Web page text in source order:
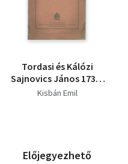
Tordasi és Kálózi
Sajnovics János 1733-
1785
Kisbán Emil
Előjegyezhető